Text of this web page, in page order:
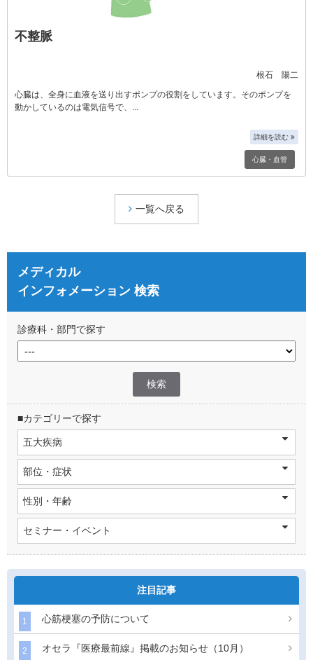
不整脈
根石 陽二
心臓は、全身に血液を送り出すポンプの役割をしています。そのポンプを
動かしているのは電気信号で、
詳細を読む
心臓・血管
一覧へ戻る
メディカル
インフォメーション 検索
診療科・部門で探す
■カテゴリーで探す
五大疾病
部位・症状
性別・年齢
セミナー・イベント
注目記事
1 心筋梗塞の予防について
2 オセラ『医療最前線』掲載のお知らせ（10月）